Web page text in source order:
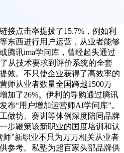
接点击率提拔了15.7%，例如利
东西进行用户运营，从业者能够
腾讯ima学问库，曾经起头通过
从技术要求到评价系统的全套
效。不只使企业获得了高效率的
师从业者数量全国跨越1500万
加了26%。伊利的导购通过腾讯
布“用户增加运营师AI学问库”。
做坊、赛训等体例深度陪同品牌
步鞭策该新职业的国度培训和认
”新职业不只为万万相关从业者
参考。私塾为超百家头部品牌供